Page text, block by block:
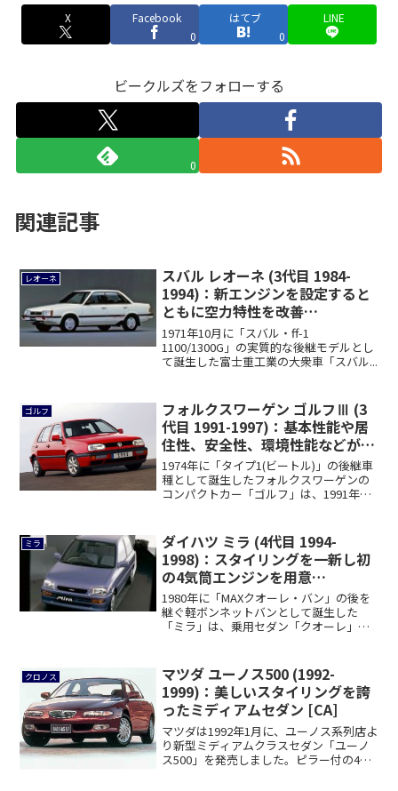
X
Facebook
0
はてブ
0
LINE
ビークルズをフォローする
0
関連記事
レオーネ
スバル レオーネ (3代目 1984-
1994)：新エンジンを設定すると
ともに空力特性を改善
[AA2/3/4/5/AL5/7/AG4]
1971年10月に「スバル・ff-1
1100/1300G」の実質的な後継モデルとし
て誕生した富士重工業の大衆車「スバル...
ゴルフ
フォルクスワーゲン ゴルフⅢ (3
代目 1991-1997)：基本性能や居
住性、安全性、環境性能などが向
上 [1H]
1974年に「タイプ1(ビートル)」の後継車
種として誕生したフォルクスワーゲンの
コンパクトカー「ゴルフ」は、1991年
ミラ
ダイハツ ミラ (4代目 1994-
1998)：スタイリングを一新し初
の4気筒エンジンを用意
[L500/L510]
1980年に「MAXクオーレ・バン」の後を
継ぐ軽ボンネットバンとして誕生した
「ミラ」は、乗用セダン「クオーレ」を
クロノス
マツダ ユーノス500 (1992-
1999)：美しいスタイリングを誇
ったミディアムセダン [CA]
マツダは1992年1月に、ユーノス系列店よ
り新型ミディアムクラスセダン「ユーノ
ス500」を発売しました。ピラー付の4ド